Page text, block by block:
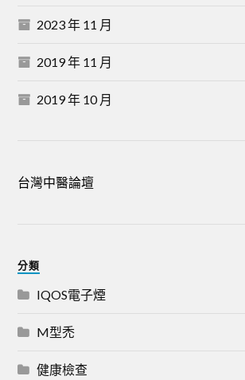
2023 年 11 月
2019 年 11 月
2019 年 10 月
台灣中醫論壇
分類
IQOS電子煙
M型禿
健康檢查